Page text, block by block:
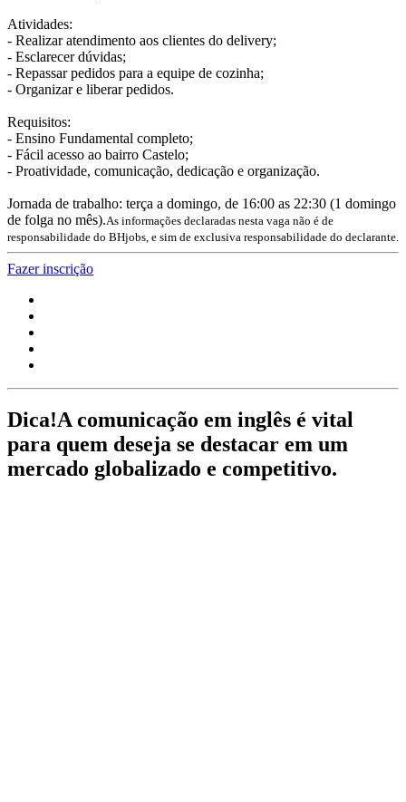
Atividades:
- Realizar atendimento aos clientes do delivery;
- Esclarecer dúvidas;
- Repassar pedidos para a equipe de cozinha;
- Organizar e liberar pedidos.
Requisitos:
- Ensino Fundamental completo;
- Fácil acesso ao bairro Castelo;
- Proatividade, comunicação, dedicação e organização.
Jornada de trabalho: terça a domingo, de 16:00 as 22:30 (1 domingo
de folga no mês).As informações declaradas nesta vaga não é de
responsabilidade do BHjobs, e sim de exclusiva responsabilidade do declarante.
Fazer inscrição
Dica!A comunicação em inglês é vital
para quem deseja se destacar em um
mercado globalizado e competitivo.